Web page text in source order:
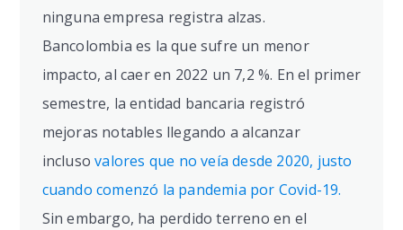
ninguna empresa registra alzas.
Bancolombia es la que sufre un menor
impacto, al caer en 2022 un 7,2 %. En el primer
semestre, la entidad bancaria registró
mejoras notables llegando a alcanzar
inclusovalores que no veía desde 2020, justo
cuando comenzó la pandemia por Covid-19.
Sin embargo, ha perdido terreno en el